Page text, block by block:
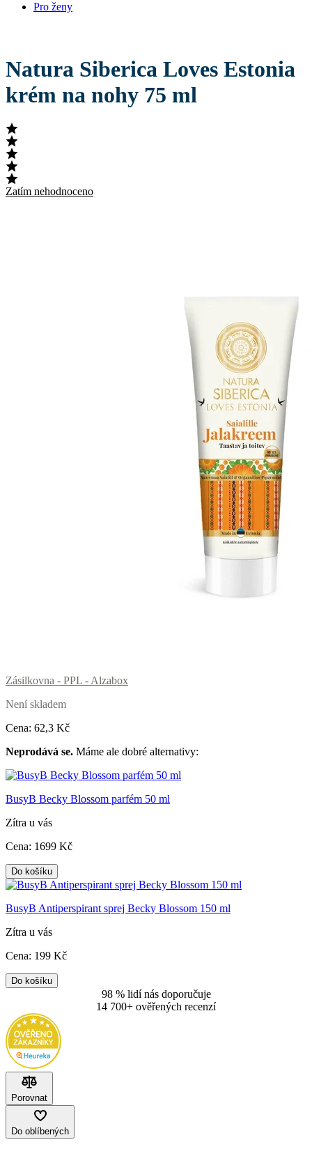
Pro ženy
Natura Siberica Loves Estonia
krém na nohy 75 ml
Zatím nehodnoceno
Zásilkovna - PPL - Alzabox
Není skladem
Cena: 62,3 Kč
Neprodává se. Máme ale dobré alternativy:
BusyB Becky Blossom parfém 50 ml
Zítra u vás
Cena: 1699 Kč
Do košíku
BusyB Antiperspirant sprej Becky Blossom 150 ml
Zítra u vás
Cena: 199 Kč
Do košíku
98 % lidí nás doporučuje
14 700+ ověřených recenzí
Porovnat
Do oblíbených